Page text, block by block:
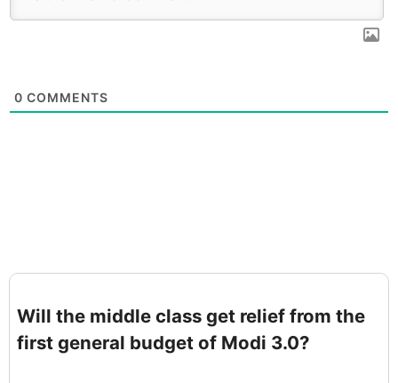
0 COMMENTS
Will the middle class get relief from the
first general budget of Modi 3.0?